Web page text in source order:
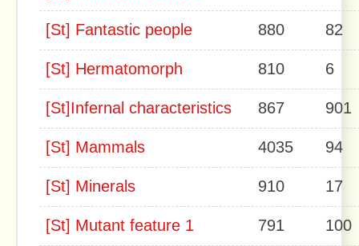
[St] Fantastic people 880 82
[St] Hermatomorph 810 6
[St]Infernal characteristics 867 901
[St] Mammals 4035 94
[St] Minerals 910 17
[St] Mutant feature 1 791 100